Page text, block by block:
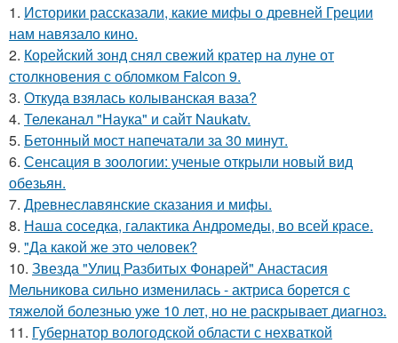
1. Историки рассказали, какие мифы о древней Греции
нам навязало кино.
2. Корейский зонд снял свежий кратер на луне от
столкновения с обломком Falcon 9.
3. Откуда взялась колыванская ваза?
4. Телеканал "Наука" и сайт Naukatv.
5. Бетонный мост напечатали за 30 минут.
6. Сенсация в зоологии: ученые открыли новый вид
обезьян.
7. Древнеславянские сказания и мифы.
8. Наша соседка, галактика Андромеды, во всей красе.
9. "Да какой же это человек?
10. Звезда "Улиц Разбитых Фонарей" Анастасия
Мельникова сильно изменилась - актриса борется с
тяжелой болезнью уже 10 лет, но не раскрывает диагноз.
11. Губернатор вологодской области с нехваткой